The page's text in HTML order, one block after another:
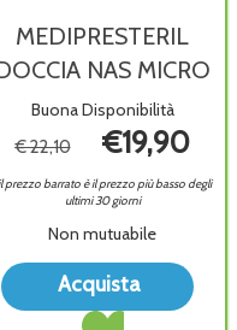
MEDIPRESTERIL
NAS MICRO
Buona Disponibilità
€ 22,10 €19,90
prezzo barrato è il prezzo più basso degli
ultimi 30 giorni
Non mutuabile
Acquista
Acquista